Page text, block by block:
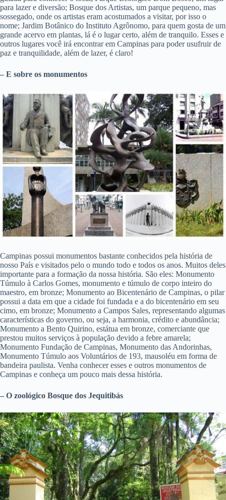
para lazer e diversão; Bosque dos Artistas, um parque pequeno, mas
sossegado, onde os artistas eram acostumados a visitar, por isso o
nome; Jardim Botânico do Instituto Agrônomo, para quem gosta de um
grande acervo em plantas, lá é o lugar certo, além de tranquilo. Esses e
outros lugares você irá encontrar em Campinas para poder usufruir de
paz e tranquilidade, além de lazer, é claro!
– E sobre os monumentos
Campinas possui monumentos bastante conhecidos pela história de
nosso País e visitados pelo o mundo todo e todos os anos. Muitos deles
importante para a formação da nossa história. São eles: Monumento
Túmulo à Carlos Gomes, monumento e túmulo de corpo inteiro do
maestro, em bronze; Monumento ao Bicentenário de Campinas, o pilar
possui a data em que a cidade foi fundada e a do bicentenário em seu
cimo, em bronze; Monumento a Campos Sales, representando algumas
características do governo, ou seja, a harmonia, crédito e abundância;
Monumento a Bento Quirino, estátua em bronze, comerciante que
prestou muitos serviços à população devido a febre amarela;
Monumento Fundação de Campinas, Monumento das Andorinhas,
Monumento Túmulo aos Voluntários de 193, mausoléu em forma de
bandeira paulista. Venha conhecer esses e outros monumentos de
Campinas e conheça um pouco mais dessa história.
– O zoológico Bosque dos Jequitibás